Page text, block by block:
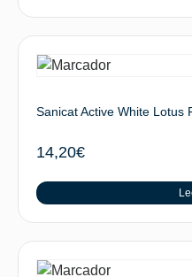
Sanicat Active White Lotus
14,20€